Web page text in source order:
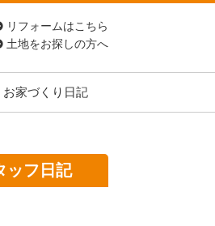
リフォームはこちら
土地をお探しの方へ
お家づくり日記
ッフ日記